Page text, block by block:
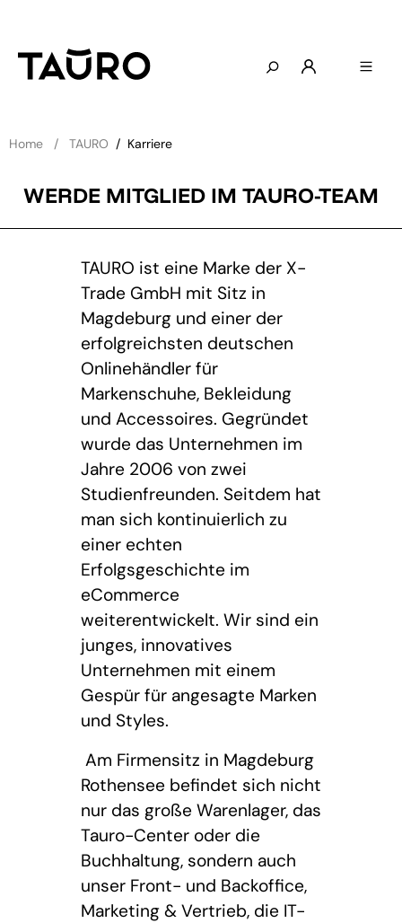
Home TAURO / Karriere
WERDE MITGLIED IM TAURO-TEAM
TAURO ist eine Marke der X-
Trade GmbH mit Sitz in
Magdeburg und einer der
erfolgreichsten deutschen
Onlinehändler für
Markenschuhe, Bekleidung
und Accessoires. Gegründet
wurde das Unternehmen im
Jahre 2006 von zwei
Studienfreunden. Seitdem hat
man sich kontinuierlich zu
einer echten
Erfolgsgeschichte im
eCommerce
weiterentwickelt. Wir sind ein
junges, innovatives
Unternehmen mit einem
Gespür für angesagte Marken
und Styles.
Am Firmensitz in Magdeburg
Rothensee befindet sich nicht
nur das große Warenlager, das
Tauro-Center oder die
Buchhaltung, sondern auch
unser Front- und Backoffice,
Marketing & Vertrieb, die IT-